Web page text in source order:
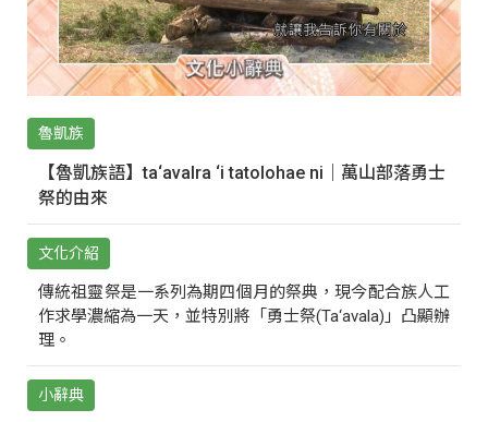
魯凱族
【魯凱族語】ta‘avalra ‘i tatolohae ni｜萬山部落勇士
祭的由來
文化介紹
傳統祖靈祭是一系列為期四個月的祭典，現今配合族人工
作求學濃縮為一天，並特別將「勇士祭(Ta‘avala)」凸顯辦
理。
小辭典